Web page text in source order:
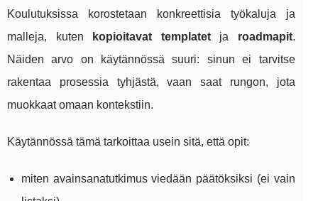
Koulutuksissa korostetaan konkreettisia työkaluja ja
malleja, kuten
kopioitavat templatetja roadmapit.
Näiden arvo on käytännössä suuri: sinun ei tarvitse
rakentaa prosessia tyhjästä, vaan saat rungon, jota
muokkaat omaan kontekstiin.
Käytännössä tämä tarkoittaa usein sitä, että opit:
miten avainsanatutkimus viedään päätöksiksi (ei vain